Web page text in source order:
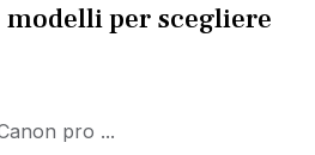
per scegliere
pro ...